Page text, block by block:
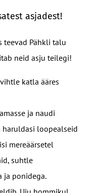
asjadest!
teevad Pähkli talu
neid asju teilegi!
katla ääres
ja naudi
haruldasi loopealseid
mereäärsetel
suhtle
ja ponidega.